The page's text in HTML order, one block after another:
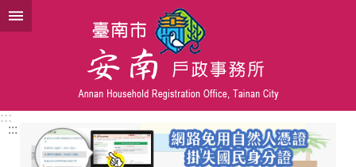
跳到主要內容區塊
:::
:::